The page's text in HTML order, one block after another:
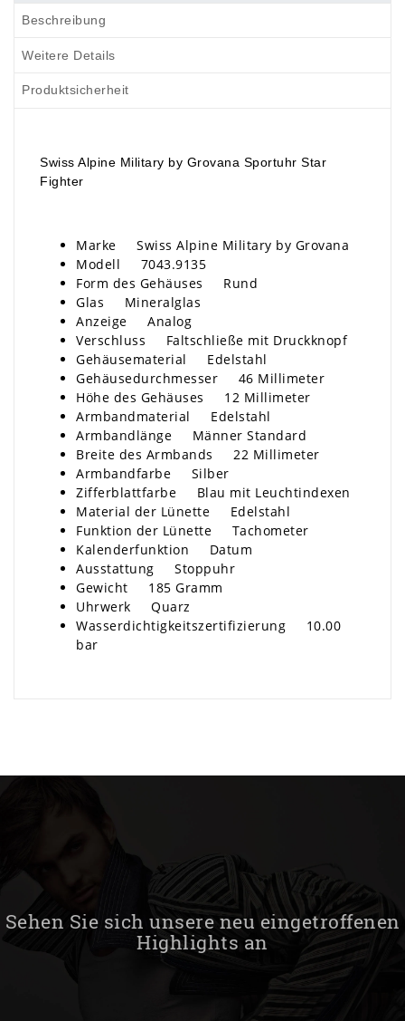
Beschreibung
Weitere Details
Produktsicherheit
Swiss Alpine Military by Grovana Sportuhr Star
Fighter
Marke Swiss Alpine Military by Grovana
Modell 7043.9135
Form des Gehäuses Rund
Glas Mineralglas
Anzeige Analog
Verschluss Faltschließe mit Druckknopf
Gehäusematerial Edelstahl
Gehäusedurchmesser 46 Millimeter
Höhe des Gehäuses 12 Millimeter
Armbandmaterial Edelstahl
Armbandlänge Männer Standard
Breite des Armbands 22 Millimeter
Armbandfarbe Silber
Zifferblattfarbe Blau mit Leuchtindexen
Material der Lünette Edelstahl
Funktion der Lünette Tachometer
Kalenderfunktion Datum
Ausstattung Stoppuhr
Gewicht 185 Gramm
Uhrwerk Quarz
Wasserdichtigkeitszertifizierung 10.00
bar
Sehen Sie sich unsere neu eingetroffenen
Highlights an